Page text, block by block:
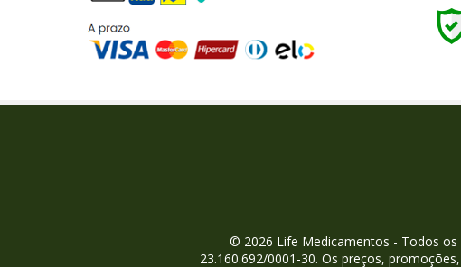
Lubrificante
© 2026 Life Medicamentos - Todos os
23.160.692/0001-30. Os preços,